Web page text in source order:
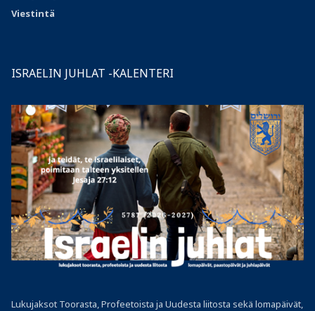
Viestintä
ISRAELIN JUHLAT -KALENTERI
Lukujaksot Toorasta, Profeetoista ja Uudesta liitosta sekä lomapäivät,